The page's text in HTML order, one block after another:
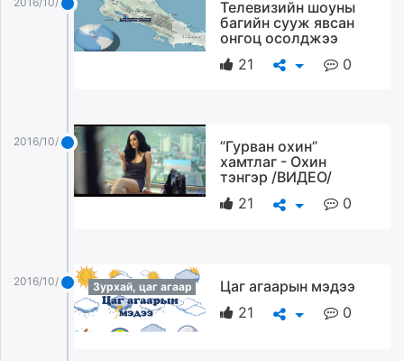
Телевизийн шоуны
багийн сууж явсан
онгоц осолджээ
21
0
2016/10/21
”Гурван охин”
хамтлаг - Охин
тэнгэр /ВИДЕО/
21
0
2016/10/21 Зурхай, цаг агаар
Цаг агаарын мэдээ
21
0